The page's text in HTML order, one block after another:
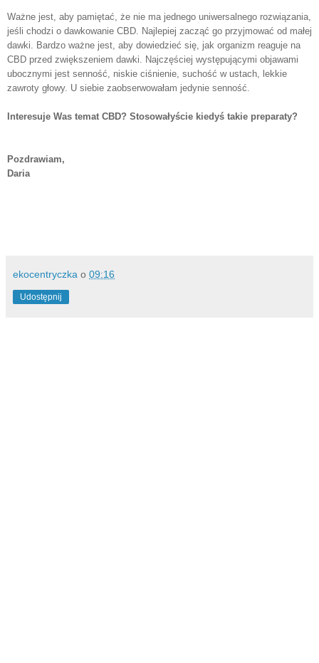
Ważne jest, aby pamiętać, że nie ma jednego uniwersalnego rozwiązania,
jeśli chodzi o dawkowanie CBD. Najlepiej zacząć go przyjmować od małej
dawki. Bardzo ważne jest, aby dowiedzieć się, jak organizm reaguje na
CBD przed zwiększeniem dawki. Najczęściej występującymi objawami
ubocznymi jest senność, niskie ciśnienie, suchość w ustach, lekkie
zawroty głowy. U siebie zaobserwowałam jedynie senność.
Interesuje Was temat CBD? Stosowałyście kiedyś takie preparaty?
Pozdrawiam,
Daria
ekocentryczka o 09:16
Udostępnij